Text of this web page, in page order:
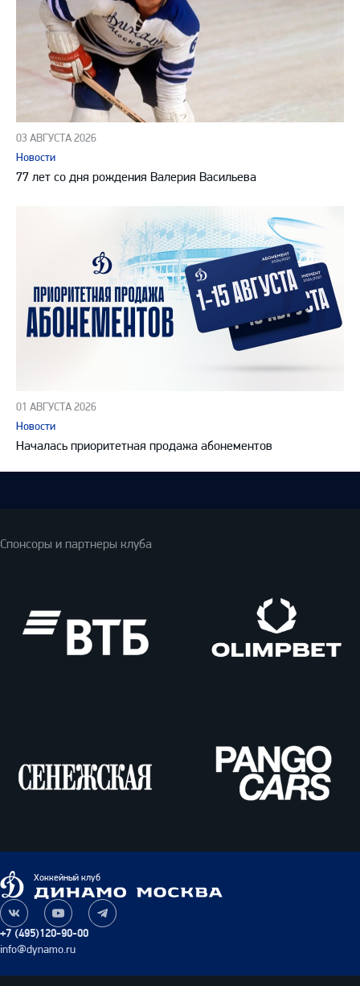
03 АВГУСТА 2026
Новости
77 лет со дня рождения Валерия Васильева
01 АВГУСТА 2026
Новости
Началась приоритетная продажа абонементов
Спонсоры и партнеры клуба
Cars
Динамо
Москва
Хоккейный клуб
+7 (495)120-90-00
info@dynamo.ru
Наша
группа
ВКонтакте
Наш
канал
на
Наш
канал